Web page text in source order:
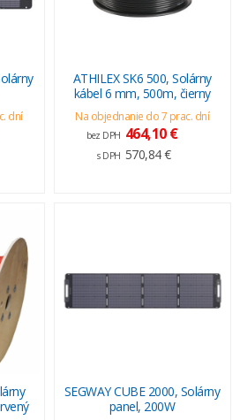
dní
ATHILEX SK6 500, Solárny
kábel 6 mm, 500m, čierny
Na objednanie do 7 prac. dní
bez DPH 464,10 €
s DPH 570,84 €
SEGWAY CUBE 2000, Solárny
panel, 200W